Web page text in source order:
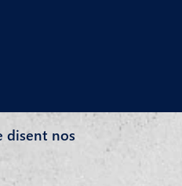
disent nos